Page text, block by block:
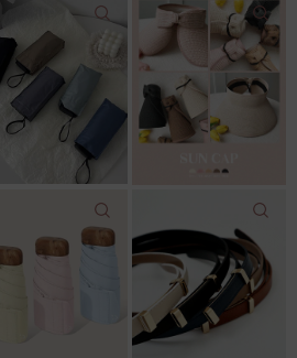
18,600원 11,800원
11,800원